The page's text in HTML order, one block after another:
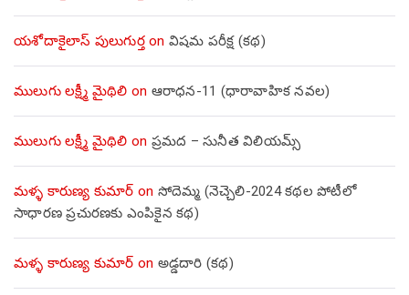
యశోదాకైలాస్ పులుగుర్తon విషమ పరీక్ష (క‌థ‌)
ములుగు లక్ష్మీ మైథిలి on ఆరాధన-11 (ధారావాహిక నవల)
ములుగు లక్ష్మీ మైథిలి on ప్రమద – సునీత విలియమ్స్
మళ్ళ కారుణ్య కుమార్ on సోదెమ్మ (నెచ్చెలి-2024 కథల పోటీలో
సాధారణ ప్రచురణకు ఎంపికైన కథ)
మళ్ళ కారుణ్య కుమార్ on అడ్డదారి (కథ)